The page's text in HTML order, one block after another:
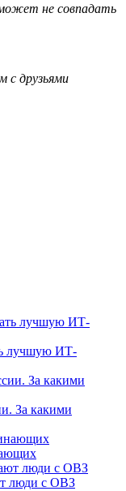
не совпадать
с друзьями
лучшую ИТ-
За какими
люди с ОВЗ